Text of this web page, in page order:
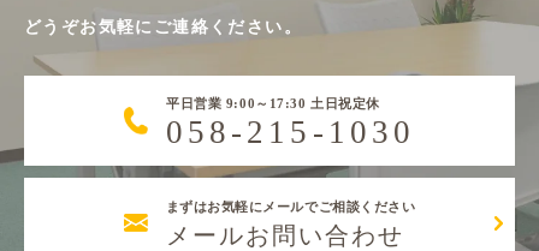
どうぞお気軽にご連絡ください。
平日営業 9:00～17:30 土日祝定休
058-215-1030
まずはお気軽にメールでご相談ください
メールお問い合わせ